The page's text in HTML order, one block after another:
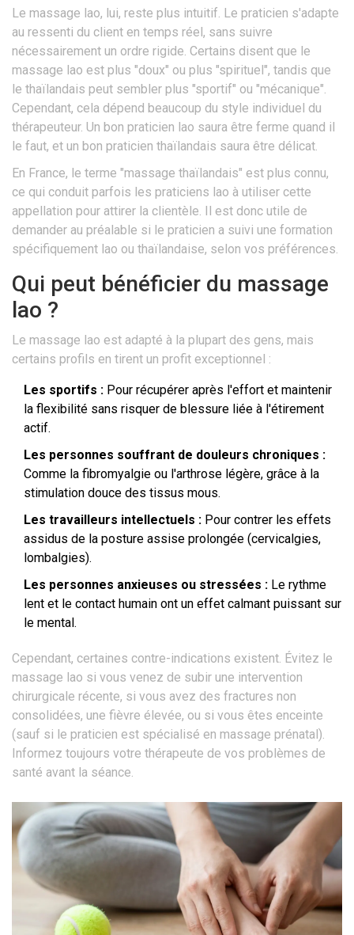
Le massage lao, lui, reste plus intuitif. Le praticien s'adapte
au ressenti du client en temps réel, sans suivre
nécessairement un ordre rigide. Certains disent que le
massage lao est plus "doux" ou plus "spirituel", tandis que
le thaïlandais peut sembler plus "sportif" ou "mécanique".
Cependant, cela dépend beaucoup du style individuel du
thérapeuteur. Un bon praticien lao saura être ferme quand il
le faut, et un bon praticien thaïlandais saura être délicat.
En France, le terme "massage thaïlandais" est plus connu,
ce qui conduit parfois les praticiens lao à utiliser cette
appellation pour attirer la clientèle. Il est donc utile de
demander au préalable si le praticien a suivi une formation
spécifiquement lao ou thaïlandaise, selon vos préférences.
Qui peut bénéficier du massage
lao ?
Le massage lao est adapté à la plupart des gens, mais
certains profils en tirent un profit exceptionnel :
Les sportifs : Pour récupérer après l'effort et maintenir
la flexibilité sans risquer de blessure liée à l'étirement
actif.
Les personnes souffrant de douleurs chroniques :
Comme la fibromyalgie ou l'arthrose légère, grâce à la
stimulation douce des tissus mous.
Les travailleurs intellectuels : Pour contrer les effets
assidus de la posture assise prolongée (cervicalgies,
lombalgies).
Les personnes anxieuses ou stressées : Le rythme
lent et le contact humain ont un effet calmant puissant sur
le mental.
Cependant, certaines contre-indications existent. Évitez le
massage lao si vous venez de subir une intervention
chirurgicale récente, si vous avez des fractures non
consolidées, une fièvre élevée, ou si vous êtes enceinte
(sauf si le praticien est spécialisé en massage prénatal).
Informez toujours votre thérapeute de vos problèmes de
santé avant la séance.